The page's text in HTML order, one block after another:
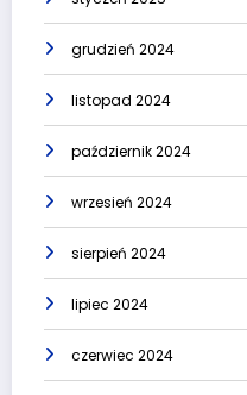
grudzień 2024
listopad 2024
październik 2024
wrzesień 2024
sierpień 2024
lipiec 2024
czerwiec 2024